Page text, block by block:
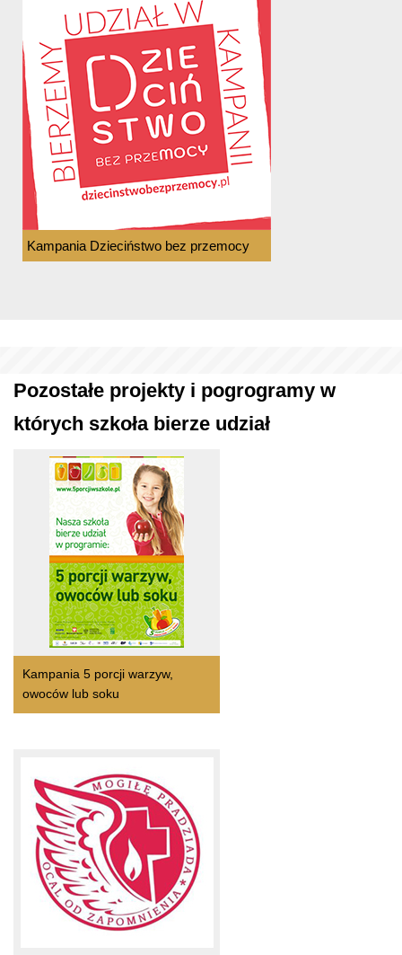
Kampania Dzieciństwo bez przemocy
Pozostałe projekty i pogrogramy w
których szkoła bierze udział
Kampania 5 porcji warzyw,
owoców lub soku